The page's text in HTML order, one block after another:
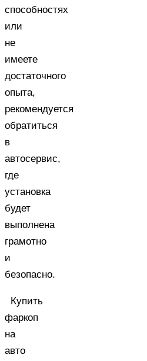
способностях
или
не
имеете
достаточного
опыта,
рекомендуется
обратиться
в
автосервис,
где
установка
будет
выполнена
грамотно
и
безопасно.
Купить
фаркоп
на
авто